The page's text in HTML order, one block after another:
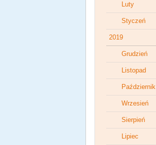
Luty
Styczeń
2019
Grudzień
Listopad
Październik
Wrzesień
Sierpień
Lipiec